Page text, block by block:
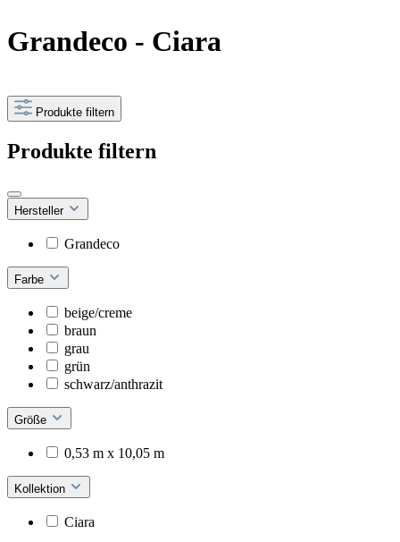
Grandeco - Ciara
Produkte filtern
Produkte filtern
Hersteller
Grandeco
Farbe
beige/creme
braun
grau
grün
schwarz/anthrazit
Größe
0,53 m x 10,05 m
Kollektion
Ciara